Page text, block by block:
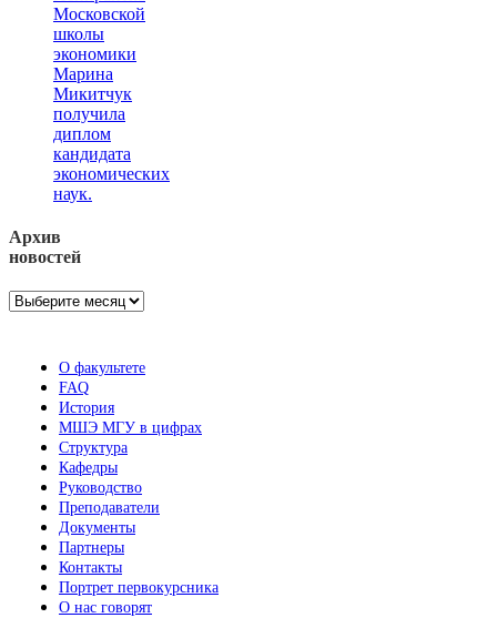
Московской
школы
экономики
Марина
Микитчук
получила
диплом
кандидата
экономических
наук.
Архив
новостей
Архив
О факультете
FAQ
История
МШЭ МГУ в цифрах
Структура
Кафедры
Руководство
Преподаватели
Документы
Партнеры
Контакты
Портрет первокурсника
О нас говорят